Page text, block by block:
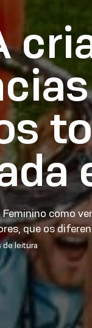
como
que os
de leitura